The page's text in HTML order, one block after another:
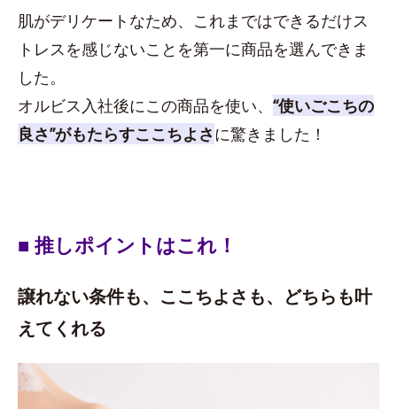
肌がデリケートなため、これまではできるだけス
トレスを感じないことを第一に商品を選んできま
した。
オルビス入社後にこの商品を使い、 “使いごこちの
良さ”がもたらすここちよさに驚きました！
■ 推しポイントはこれ！
譲れない条件も、ここちよさも、どちらも叶
えてくれる